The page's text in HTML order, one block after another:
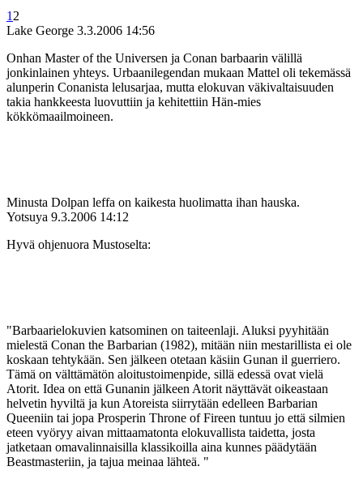
1 2
Lake George 3.3.2006 14:56
Onhan Master of the Universen ja Conan barbaarin välillä
jonkinlainen yhteys. Urbaanilegendan mukaan Mattel oli tekemässä
alunperin Conanista lelusarjaa, mutta elokuvan väkivaltaisuuden
takia hankkeesta luovuttiin ja kehitettiin Hän-mies
kökkömaailmoineen.
Minusta Dolpan leffa on kaikesta huolimatta ihan hauska.
Yotsuya 9.3.2006 14:12
Hyvä ohjenuora Mustoselta:
"Barbaarielokuvien katsominen on taiteenlaji. Aluksi pyyhitään
mielestä Conan the Barbarian (1982), mitään niin mestarillista ei ole
koskaan tehtykään. Sen jälkeen otetaan käsiin Gunan il guerriero.
Tämä on välttämätön aloitustoimenpide, sillä edessä ovat vielä
Atorit. Idea on että Gunanin jälkeen Atorit näyttävät oikeastaan
helvetin hyviltä ja kun Atoreista siirrytään edelleen Barbarian
Queeniin tai jopa Prosperin Throne of Fireen tuntuu jo että silmien
eteen vyöryy aivan mittaamatonta elokuvallista taidetta, josta
jatketaan omavalinnaisilla klassikoilla aina kunnes päädytään
Beastmasteriin, ja tajua meinaa lähteä. "